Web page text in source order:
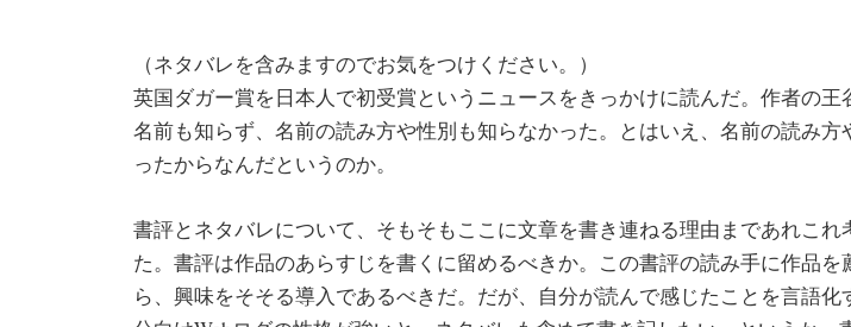
（ネタバレを含みますのでお気をつけください。）
英国ダガー賞を日本人で初受賞というニュースをきっかけに読んだ。作者の王
名前も知らず、名前の読み方や性別も知らなかった。とはいえ、名前の読み方
ったからなんだというのか。
書評とネタバレについて、そもそもここに文章を書き連ねる理由まであれこれ
た。書評は作品のあらすじを書くに留めるべきか。この書評の読み手に作品を
ら、興味をそそる導入であるべきだ。だが、自分が読んで感じたことを言語化